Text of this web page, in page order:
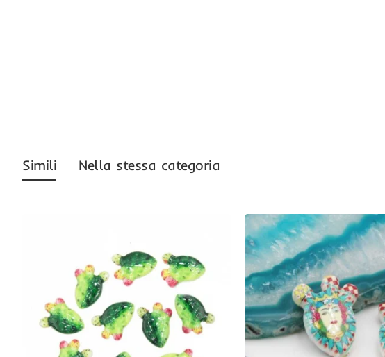
Simili Nella stessa categoria